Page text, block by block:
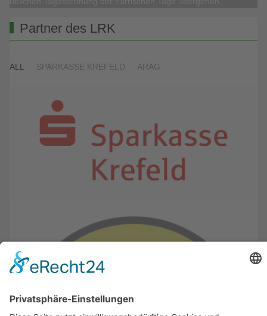
Partner des LRK
ALL SPARKASSE KREFELD ARAG